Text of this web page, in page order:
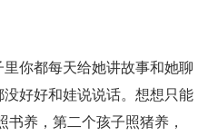
你都每天给她讲故事和她聊
好好和娃说说话。想想只能
书养，第二个孩子照猪养，